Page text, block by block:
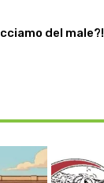
del male?!